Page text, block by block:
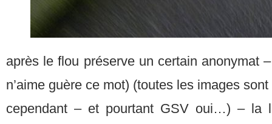
après le flou préserve un certain anonymat
n’aime guère ce mot) (toutes les images
cependant – et pourtant GSV oui…) – la